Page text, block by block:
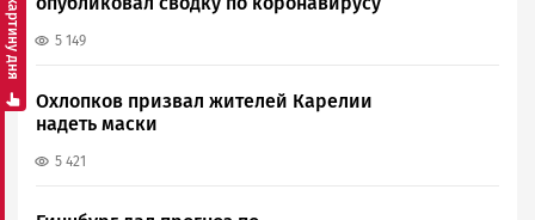
5 149
Охлопков призвал жителей Карелии
надеть маски
5 421